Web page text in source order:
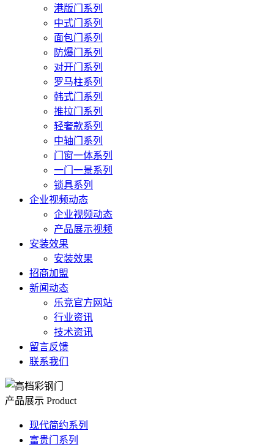
港版门系列
中式门系列
面包门系列
防爆门系列
对开门系列
罗马柱系列
韩式门系列
推拉门系列
轻奢款系列
中轴门系列
门窗一体系列
一门一景系列
锁具系列
企业视频动态
企业视频动态
产品展示视频
安装效果
安装效果
招商加盟
新闻动态
乐竞官方网站
行业资讯
技术资讯
留言反馈
联系我们
产品展示 Product
现代简约系列
富贵门系列